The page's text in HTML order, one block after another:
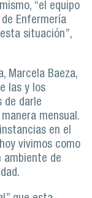
“el equipo
Enfermería
situación”,
Marcela Baeza,
las y los
de darle
mensual.
en el
vivimos como
ambiente de